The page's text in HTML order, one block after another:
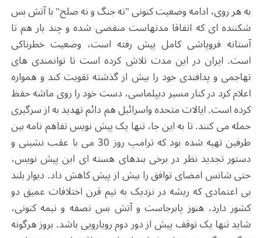
به هر روی، ادامه وضعیت کنونی "نه جنگ و نه صلح" با آتش بس
شکننده ای که اتفاقا مدتهاست منقضی شده و چند بار هم تا
آستانه فروپاشی کامل پیش رفته است، وضعیت خطرناکی
است. ایران در این مدت تلاش کرده است تا توانمندی های
تهاجمی و پدافندی خود را بیش از گذشته تقویت کند و همواره
اعلام کرد در کنار مسیر دیپلماسی، دست خود را روی ماشه حفظ
کرده است. ایالات متحده واسرائیل هم دائم تهدید به از سرگیری
حمله می کنند. تا به این جا، تنها یک پیش نویس تفاهم نامه بین
طرفین تهیه شده بود که ترامپ روز 30 می با عقب نشینی و
دستور تجدید نظر در برخی بندهای هسته ای این پیش نویس،
حتی شانس امضای توافق را بیش از پیش کاهش داد. دیوار بلند
بی اعتمادی که ریشه در نزدیک به نیم قرن اختلافات عمیق دو
کشور دارد، هنوز پابرجاست و آتش بس نصفه و نیمه کنونی،
شاید تنها یک توقف پیش از دور دوم رویارویی باشد. بروز هرگونه